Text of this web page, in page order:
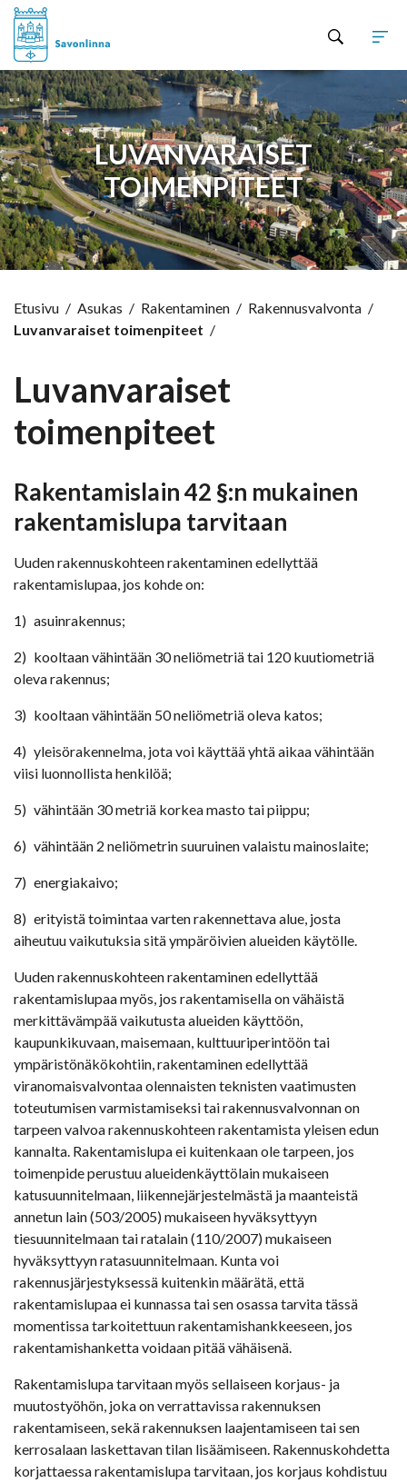
LUVANVARAISET
TOIMENPITEET
Etusivu / Asukas / Rakentaminen / Rakennusvalvonta /
Luvanvaraiset toimenpiteet /
Luvanvaraiset
toimenpiteet
Rakentamislain 42 §:n mukainen
rakentamislupa tarvitaan
Uuden rakennuskohteen rakentaminen edellyttää
rakentamislupaa, jos kohde on:
1) asuinrakennus;
2) kooltaan vähintään 30 neliömetriä tai 120 kuutiometriä
oleva rakennus;
3) kooltaan vähintään 50 neliömetriä oleva katos;
4) yleisörakennelma, jota voi käyttää yhtä aikaa vähintään
viisi luonnollista henkilöä;
5) vähintään 30 metriä korkea masto tai piippu;
6) vähintään 2 neliömetrin suuruinen valaistu mainoslaite;
7) energiakaivo;
8) erityistä toimintaa varten rakennettava alue, josta
aiheutuu vaikutuksia sitä ympäröivien alueiden käytölle.
Uuden rakennuskohteen rakentaminen edellyttää
rakentamislupaa myös, jos rakentamisella on vähäistä
merkittävämpää vaikutusta alueiden käyttöön,
kaupunkikuvaan, maisemaan, kulttuuriperintöön tai
ympäristönäkökohtiin, rakentaminen edellyttää
viranomaisvalvontaa olennaisten teknisten vaatimusten
toteutumisen varmistamiseksi tai rakennusvalvonnan on
tarpeen valvoa rakennuskohteen rakentamista yleisen edun
kannalta. Rakentamislupa ei kuitenkaan ole tarpeen, jos
toimenpide perustuu alueidenkäyttölain mukaiseen
katusuunnitelmaan, liikennejärjestelmästä ja maanteistä
annetun lain (503/2005) mukaiseen hyväksyttyyn
tiesuunnitelmaan tai ratalain (110/2007) mukaiseen
hyväksyttyyn ratasuunnitelmaan. Kunta voi
rakennusjärjestyksessä kuitenkin määrätä, että
rakentamislupaa ei kunnassa tai sen osassa tarvita tässä
momentissa tarkoitettuun rakentamishankkeeseen, jos
rakentamishanketta voidaan pitää vähäisenä.
Rakentamislupa tarvitaan myös sellaiseen korjaus- ja
muutostyöhön, joka on verrattavissa rakennuksen
rakentamiseen, sekä rakennuksen laajentamiseen tai sen
kerrosalaan laskettavan tilan lisäämiseen. Rakennuskohdetta
korjattaessa rakentamislupa tarvitaan, jos korjaus kohdistuu